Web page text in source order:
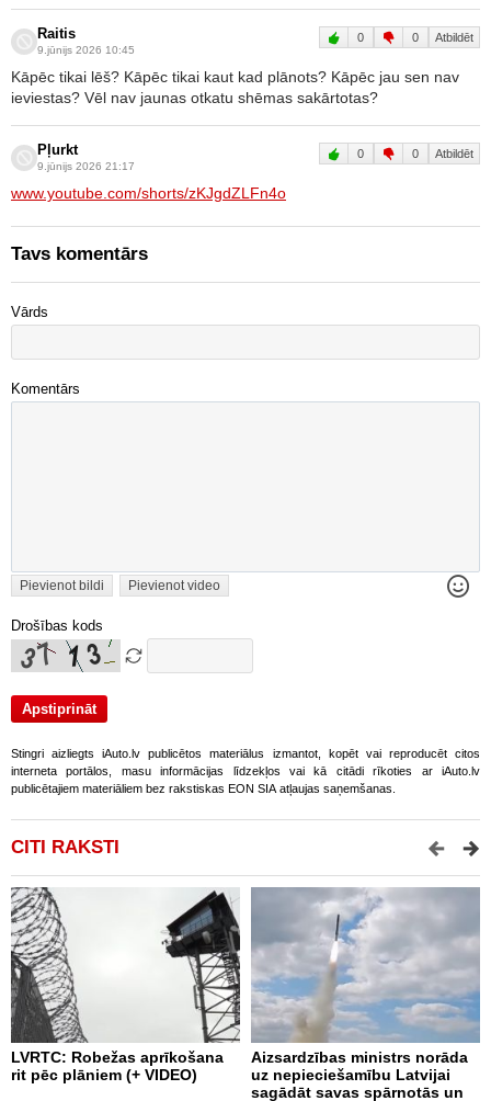
Raitis
9.jūnijs 2026 10:45
0 0 Atbildēt
Kāpēc tikai lēš? Kāpēc tikai kaut kad plānots? Kāpēc jau sen nav
ieviestas? Vēl nav jaunas otkatu shēmas sakārtotas?
Pļurkt
9.jūnijs 2026 21:17
0 0 Atbildēt
www.youtube.com/shorts/zKJgdZLFn4o
Tavs komentārs
Vārds
Komentārs
Pievienot bildi Pievienot video
Drošības kods
Stingri aizliegts iAuto.lv publicētos materiālus izmantot, kopēt vai reproducēt citos
interneta portālos, masu informācijas līdzekļos vai kā citādi rīkoties ar iAuto.lv
publicētajiem materiāliem bez rakstiskas EON SIA atļaujas saņemšanas.
CITI RAKSTI
LVRTC: Robežas aprīkošana
rit pēc plāniem (+ VIDEO)
Aizsardzības ministrs norāda
uz nepieciešamību Latvijai
sagādāt savas spārnotās un